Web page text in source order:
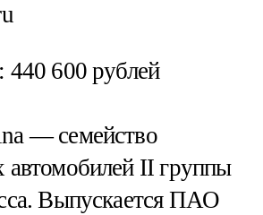
440 600 рублей
— семейство
автомобилей II группы
Выпускается ПАО